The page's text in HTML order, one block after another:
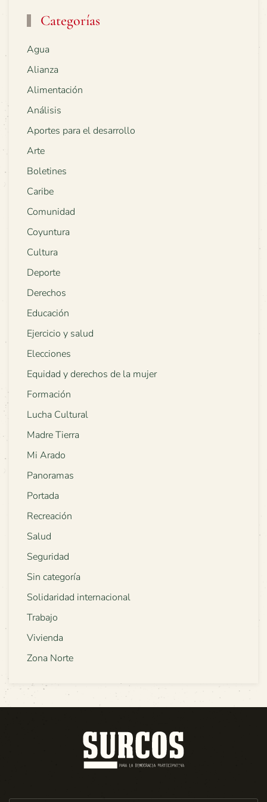
Categorías
Agua
Alianza
Alimentación
Análisis
Aportes para el desarrollo
Arte
Boletines
Caribe
Comunidad
Coyuntura
Cultura
Deporte
Derechos
Educación
Ejercicio y salud
Elecciones
Equidad y derechos de la mujer
Formación
Lucha Cultural
Madre Tierra
Mi Arado
Panoramas
Portada
Recreación
Salud
Seguridad
Sin categoría
Solidaridad internacional
Trabajo
Vivienda
Zona Norte